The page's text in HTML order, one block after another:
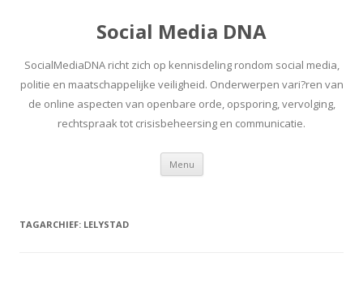
Social Media DNA
SocialMediaDNA richt zich op kennisdeling rondom social media,
politie en maatschappelijke veiligheid. Onderwerpen vari?ren van
de online aspecten van openbare orde, opsporing, vervolging,
rechtspraak tot crisisbeheersing en communicatie.
Menu Spring
inhoud
TAGARCHIEF: LELYSTAD